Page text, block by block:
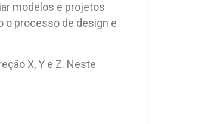
modelos e projetos
o processo de design e
X, Y e Z. Neste